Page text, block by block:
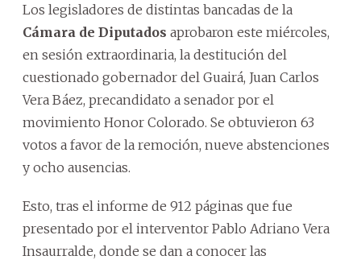
Los legisladores de distintas bancadas de la
Cámara de Diputados aprobaron este miércoles,
en sesión extraordinaria, la destitución del
cuestionado gobernador del Guairá, Juan Carlos
Vera Báez, precandidato a senador por el
movimiento Honor Colorado. Se obtuvieron 63
votos a favor de la remoción, nueve abstenciones
y ocho ausencias.
Esto, tras el informe de 912 páginas que fue
presentado por el interventor Pablo Adriano Vera
Insaurralde, donde se dan a conocer las